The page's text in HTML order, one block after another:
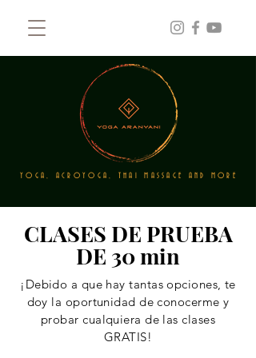
YOGA, ACROYOGA, THAI MASSAGE AND MORE
CLASES DE PRUEBA
DE 30 min
¡Debido a que hay tantas opciones, te
doy la oportunidad de conocerme y
probar cualquiera de las clases
GRATIS!